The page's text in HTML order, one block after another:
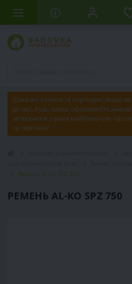
Шановні клієнти та партнери! Якщо
до нас, будь ласка, оформляйте
зв'яжемося з вами найближчим
та терпіння!
Ремень Al-Ko SPZ 750
РЕМЕНЬ AL-KO SPZ 750